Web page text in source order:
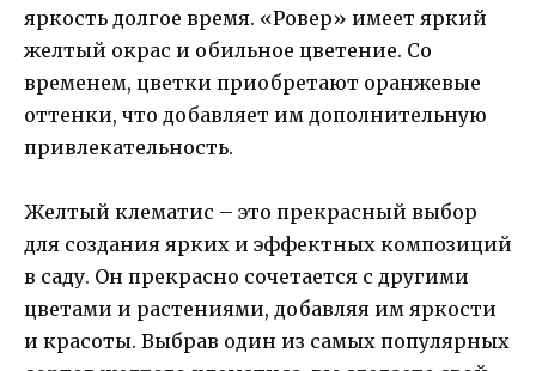
яркость долгое время. «Ровер» имеет яркий
желтый окрас и обильное цветение. Со
временем, цветки приобретают оранжевые
оттенки, что добавляет им дополнительную
привлекательность.
Желтый клематис – это прекрасный выбор
для создания ярких и эффектных композиций
в саду. Он прекрасно сочетается с другими
цветами и растениями, добавляя им яркости
и красоты. Выбрав один из самых популярных